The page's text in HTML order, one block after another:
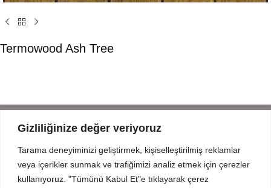
Gizliliğinize değer veriyoruz
Tarama deneyiminizi geliştirmek, kişiselleştirilmiş reklamlar
veya içerikler sunmak ve trafiğimizi analiz etmek için çerezler
kullanıyoruz. "Tümünü Kabul Et"e tıklayarak çerez
Termowood Ash Tree
Mahmut Şevket Paşa Cd. No 52 Beykoz Istanbul
+90 216 319 52 07
info@prodizayn.com.tr